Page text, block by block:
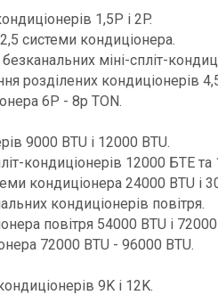
1,5P і 2P.
системи кондиціонера.
міні-спліт-
розділених кондиціонерів
6P - 8p TON.
9000 BTU і 12000 BTU.
кондиціонерів 12000 БТЕ
кондиціонера 24000 BTU і
кондиціонерів повітря.
повітря 54000 BTU і 72000
72000 BTU - 96000 BTU.
9K і 12K.